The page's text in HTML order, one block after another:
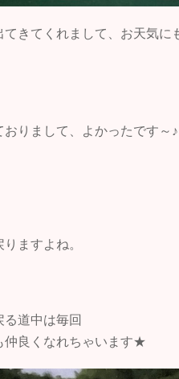
きてくれまして、お天気に
りまして、よかったです～♪
ますよね。
道中は毎回
仲良くなれちゃいます★